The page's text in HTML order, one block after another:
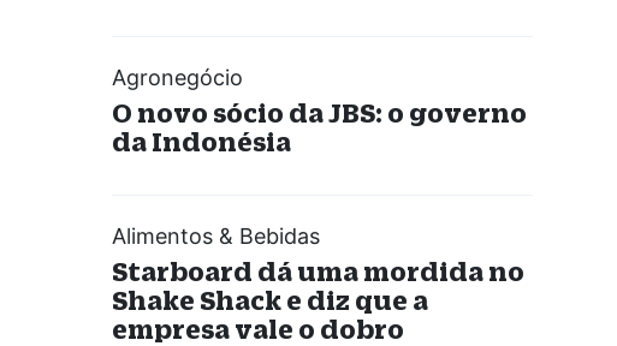
Agronegócio
O novo sócio da JBS: o governo
da Indonésia
Alimentos & Bebidas
Starboard dá uma mordida no
Shake Shack e diz que a
empresa vale o dobro